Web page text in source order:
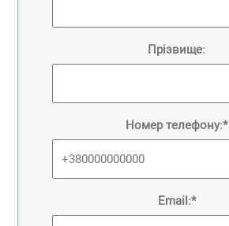
Прізвище:
Номер телефону:*
Email:*